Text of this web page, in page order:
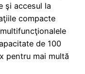
şi accesul la
compacte
de 100
pentru mai multă